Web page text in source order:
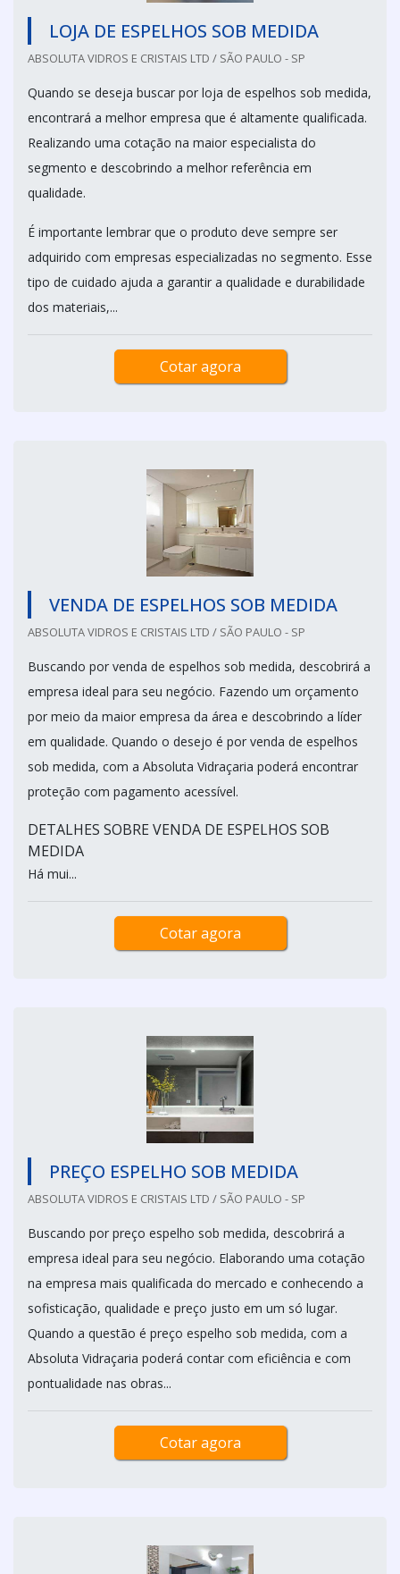
LOJA DE ESPELHOS SOB MEDIDA
ABSOLUTA VIDROS E CRISTAIS LTD / SÃO PAULO - SP
Quando se deseja buscar por loja de espelhos sob medida,
encontrará a melhor empresa que é altamente qualificada.
Realizando uma cotação na maior especialista do
segmento e descobrindo a melhor referência em
qualidade.
É importante lembrar que o produto deve sempre ser
adquirido com empresas especializadas no segmento. Esse
tipo de cuidado ajuda a garantir a qualidade e durabilidade
dos materiais,...
Cotar agora
VENDA DE ESPELHOS SOB MEDIDA
ABSOLUTA VIDROS E CRISTAIS LTD / SÃO PAULO - SP
Buscando por venda de espelhos sob medida, descobrirá a
empresa ideal para seu negócio. Fazendo um orçamento
por meio da maior empresa da área e descobrindo a líder
em qualidade. Quando o desejo é por venda de espelhos
sob medida, com a Absoluta Vidraçaria poderá encontrar
proteção com pagamento acessível.
DETALHES SOBRE VENDA DE ESPELHOS SOB
MEDIDA
Há mui...
Cotar agora
PREÇO ESPELHO SOB MEDIDA
ABSOLUTA VIDROS E CRISTAIS LTD / SÃO PAULO - SP
Buscando por preço espelho sob medida, descobrirá a
empresa ideal para seu negócio. Elaborando uma cotação
na empresa mais qualificada do mercado e conhecendo a
sofisticação, qualidade e preço justo em um só lugar.
Quando a questão é preço espelho sob medida, com a
Absoluta Vidraçaria poderá contar com eficiência e com
pontualidade nas obras...
Cotar agora